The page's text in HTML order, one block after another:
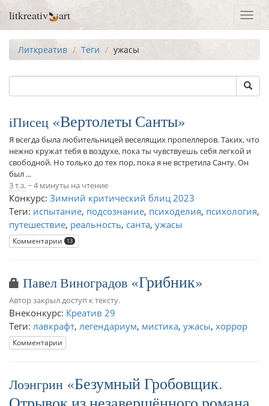
litkreativ art
Литкреатив Теги ужасы
iПисец Вертолеты Санты
Я всегда была любительницей веселящих пропеллеров. Таких, что
нежно кружат тебя в воздухе, пока ты чувствуешь себя легкой и
свободной. Но только до тех пор, пока я не встретила Санту. Он
был ...
3 т.з.~ 4 минуты на чтение
Конкурс: Зимний критический блиц 2023
Теги: испытание, подсознание, психоделия, психология,
путешествие, реальность, санта, ужасы
Комментарии 13
Павел Виноградов Грибник
Автор закрыл доступ к тексту.
Внеконкурс: Креатив 29
Теги: лавкрафт, легендариум, мистика, ужасы, хоррор
Комментарии
Лоэнгрин
Безумный Гробовщик.